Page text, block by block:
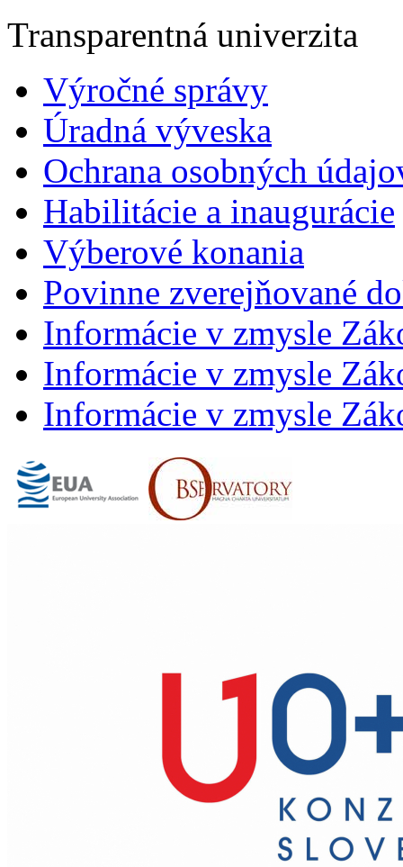
Transparentná univerzita
Výročné správy
Úradná výveska
Ochrana osobných
Habilitácie a inaugurácie
Výberové konania
Povinne zverejňované
Informácie v zmysle
Informácie v zmysle
Informácie v zmysle